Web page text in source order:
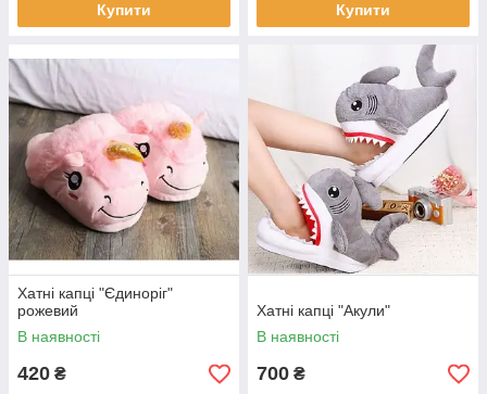
Купити Купити
Хатні капці "Єдиноріг"
рожевий
В наявності
420 ₴
Хатні капці "Акули"
В наявності
700 ₴